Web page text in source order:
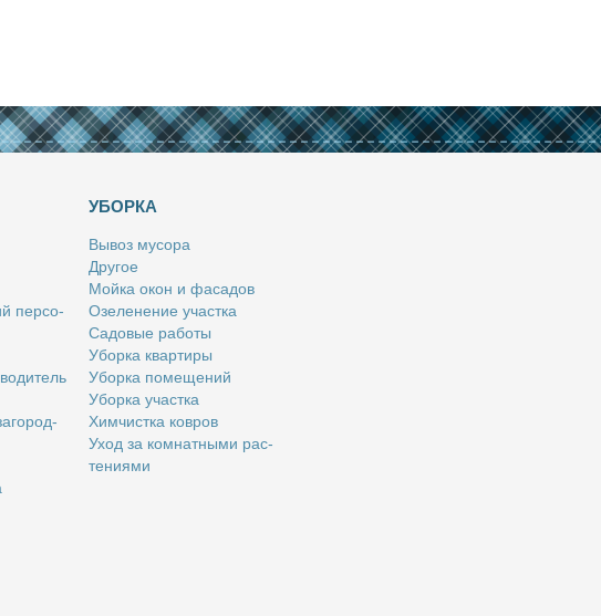
пер­со­
УБОРКА
Вы­воз му­со­ра
Дру­гое
Мой­ка окон и фа­са­дов
Озе­ле­не­ние участ­ка
Са­до­вые ра­бо­ты
Убор­ка квар­ти­ры
Убор­ка по­ме­ще­ний
Убор­ка участ­ка
Хим­чист­ка ков­ров
Уход за ком­нат­ны­ми рас­
те­ни­я­ми